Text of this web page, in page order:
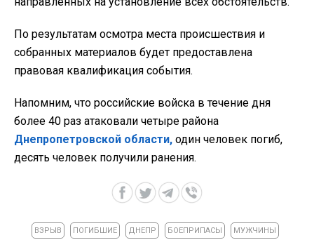
По результатам осмотра места происшествия и
собранных материалов будет предоставлена
правовая квалификация события.
Напомним, что российские войска в течение дня
более 40 раз атаковали четыре района
Днепропетровской области, один человек погиб,
десять человек получили ранения.
ВЗРЫВ ПОГИБШИЕ ДНЕПР БОЕПРИПАСЫ МУЖЧИНЫ